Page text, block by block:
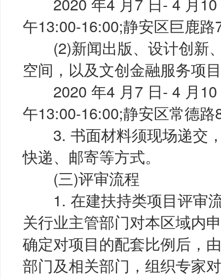
午13:00-16:00;静安区巨鹿路
(2)新闻出版、设计创新
空间，以及文创金融服务项
2020 年4 月7 日- 4 月10
午13:00-16:00;静安区常德
3. 书面材料须现场递交
快递、邮寄等方式。
(三)评审流程
1. 在建扶持类项目评审
关行业主管部门对本区域内
确定对项目的配套比例后，
部门及相关部门，组织专家